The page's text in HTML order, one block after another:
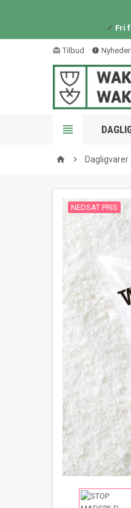
✓ Fri
card_giftcard Tilbud new_releases Nyheder

home  Dagligvarer
NEDSAT PRIS